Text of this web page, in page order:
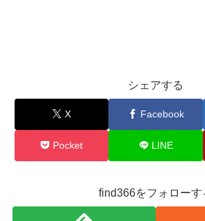
シェアする
X Facebook
Pocket LINE
find366をフォローす